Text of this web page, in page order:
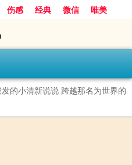
伤感 经典 微信
唯美
的小清新说说 跨越那名为世界的